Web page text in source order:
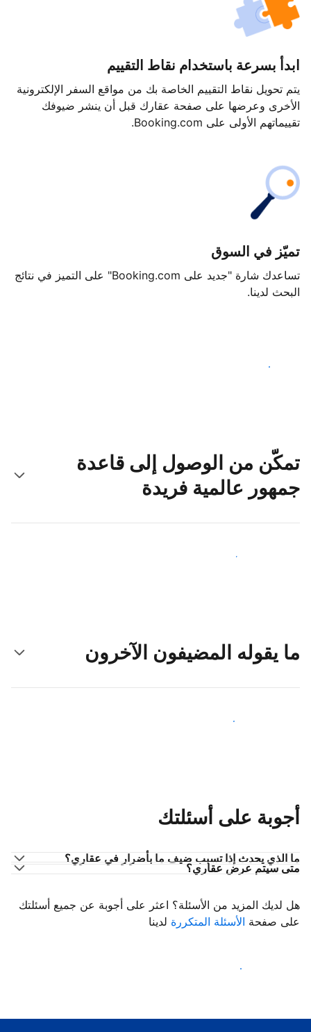
ابدأ بسرعة باستخدام نقاط التقييم
يتم تحويل نقاط التقييم الخاصة بك من مواقع السفر الإلكترونية
الأخرى وعرضها على صفحة عقارك قبل أن ينشر ضيوفك
تقييماتهم الأولى على Booking.com.
تميّز في السوق
تساعدك شارة "جديد على Booking.com" على التميز في نتائج
البحث لدينا.
ابدأ اليوم
تمكّن من الوصول إلى قاعدة
جمهور عالمية فريدة
اجذب ضيوف جدد اليوم
ما يقوله المضيفون الآخرون
انضم إلى مضيفين آخرين
أجوبة على أسئلتك
ما الذي يحدث إذا تسبب ضيف ما بأضرار في عقاري؟
متى سيتم عرض عقاري؟
هل لديك المزيد من الأسئلة؟ اعثر على أجوبة عن جميع أسئلتك
على صفحة الأسئلة المتكررة لدينا
ابدأ باستقبال الضيوف